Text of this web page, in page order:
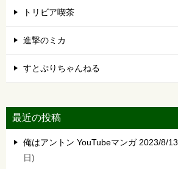
トリビア喫茶
進撃のミカ
すとぷりちゃんねる
最近の投稿
俺はアントン YouTubeマンガ 2023/8/
日